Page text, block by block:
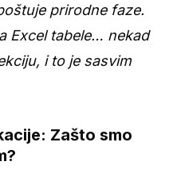
prirodne faze.
Excel tabele… nekad
i to je sasvim
Zašto smo